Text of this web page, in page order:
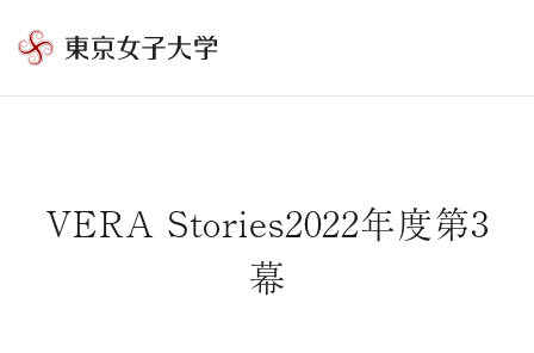
東
学
VERA Stories2022年度第3
幕